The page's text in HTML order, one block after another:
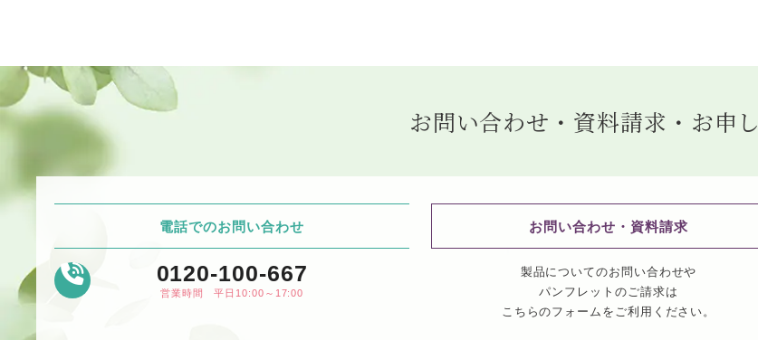
お問い合わせ・資料請求・お申
電話でのお問い合わせ
0120-100-667
営業時間 平日10:00～17:00
お問い合わせ・資料請求
製品についてのお問い合わせや
パンフレットのご請求は
こちらのフォームをご利用ください。